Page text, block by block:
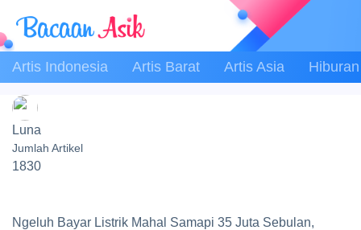
Artis Indonesia Artis Barat Artis Asia Hiburan
Luna
Jumlah Artikel
1830
Ngeluh Bayar Listrik Mahal Samapi 35 Juta Sebulan,